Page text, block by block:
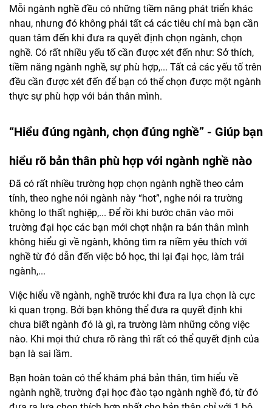
Mỗi ngành nghề đều có những tiềm năng phát triển khác
nhau, nhưng đó không phải tất cả các tiêu chí mà bạn cần
quan tâm đến khi đưa ra quyết định chọn ngành, chọn
nghề. Có rất nhiều yếu tố cần được xét đến như: Sở thích,
tiềm năng ngành nghề, sự phù hợp,... Tất cả các yếu tố trên
đều cần được xét đến để bạn có thể chọn được một ngành
thực sự phù hợp với bản thân mình.
“Hiểu đúng ngành, chọn đúng nghề” - Giúp bạn
hiểu rõ bản thân phù hợp với ngành nghề nào
Đã có rất nhiều trường hợp chọn ngành nghề theo cảm
tính, theo nghe nói ngành này “hot”, nghe nói ra trường
không lo thất nghiệp,... Để rồi khi bước chân vào môi
trường đại học các bạn mới chợt nhận ra bản thân mình
không hiểu gì về ngành, không tìm ra niềm yêu thích với
nghề từ đó dẫn đến việc bỏ học, thi lại đại học, làm trái
ngành,...
Việc hiểu về ngành, nghề trước khi đưa ra lựa chọn là cực
kì quan trọng. Bởi bạn không thể đưa ra quyết định khi
chưa biết ngành đó là gì, ra trường làm những công việc
nào. Khi mọi thứ chưa rõ ràng thì rất có thể quyết định của
bạn là sai lầm.
Bạn hoàn toàn có thể khám phá bản thân, tìm hiểu về
ngành nghề, trường đại học đào tạo ngành nghề đó, từ đó